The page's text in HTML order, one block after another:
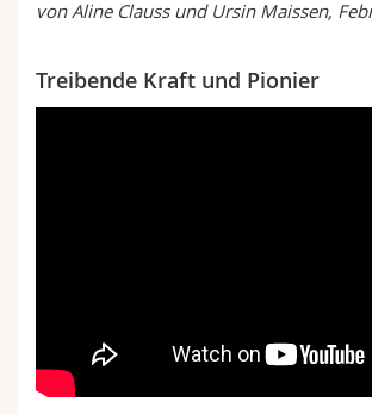
Science and Medicine
Interfaculty
Employees
PhD students
Webmail
Course catalogue
von Aline Clauss und Ursin Maissen,
Treibende Kraft und Pionier